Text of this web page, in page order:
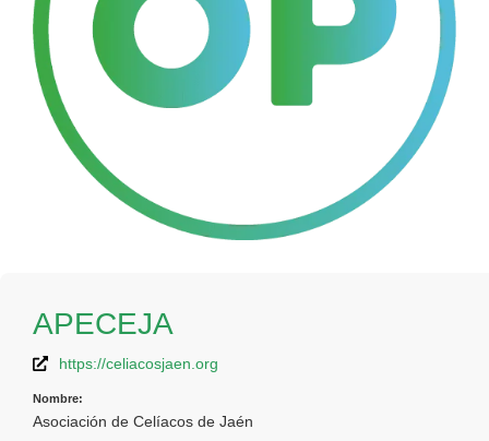
APECEJA
https://celiacosjaen.org
Nombre:
Asociación de Celíacos de Jaén